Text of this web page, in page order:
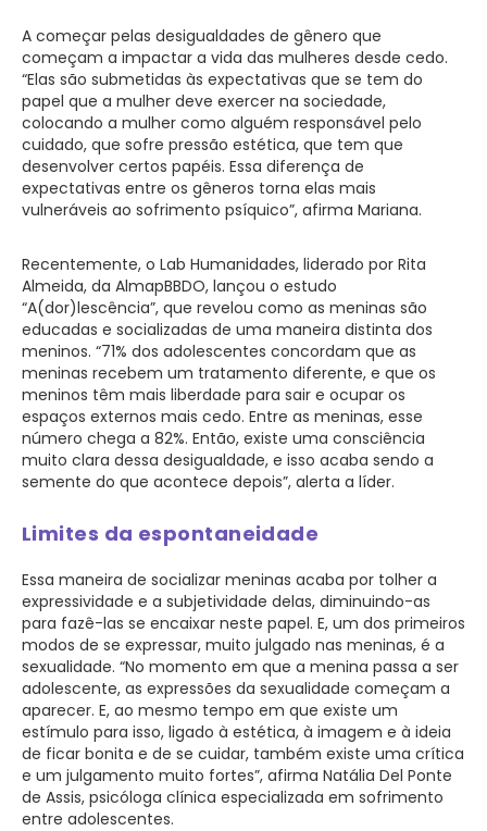
A começar pelas desigualdades de gênero que
começam a impactar a vida das mulheres desde cedo.
“Elas são submetidas às expectativas que se tem do
papel que a mulher deve exercer na sociedade,
colocando a mulher como alguém responsável pelo
cuidado, que sofre pressão estética, que tem que
desenvolver certos papéis. Essa diferença de
expectativas entre os gêneros torna elas mais
vulneráveis ao sofrimento psíquico”, afirma Mariana.
Recentemente, o Lab Humanidades, liderado por Rita
Almeida, da AlmapBBDO, lançou o estudo
“A(dor)lescência”, que revelou como as meninas são
educadas e socializadas de uma maneira distinta dos
meninos. “71% dos adolescentes concordam que as
meninas recebem um tratamento diferente, e que os
meninos têm mais liberdade para sair e ocupar os
espaços externos mais cedo. Entre as meninas, esse
número chega a 82%. Então, existe uma consciência
muito clara dessa desigualdade, e isso acaba sendo a
semente do que acontece depois”, alerta a líder.
Limites da espontaneidade
Essa maneira de socializar meninas acaba por tolher a
expressividade e a subjetividade delas, diminuindo-as
para fazê-las se encaixar neste papel. E, um dos primeiros
modos de se expressar, muito julgado nas meninas, é a
sexualidade. “No momento em que a menina passa a ser
adolescente, as expressões da sexualidade começam a
aparecer. E, ao mesmo tempo em que existe um
estímulo para isso, ligado à estética, à imagem e à ideia
de ficar bonita e de se cuidar, também existe uma crítica
e um julgamento muito fortes”, afirma Natália Del Ponte
de Assis, psicóloga clínica especializada em sofrimento
entre adolescentes.